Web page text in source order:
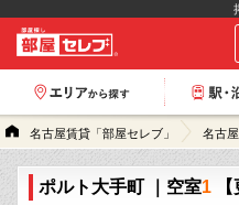
名古屋賃貸「部屋セレブ」 名古
ポルト大手町 ｜空室1